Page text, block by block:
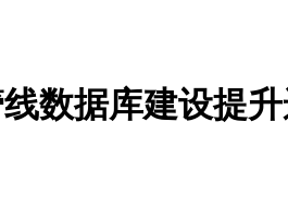
数据库建设提